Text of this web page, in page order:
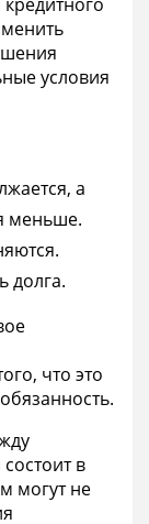
условия
а
меньше.
долга.
что это
в
могут не